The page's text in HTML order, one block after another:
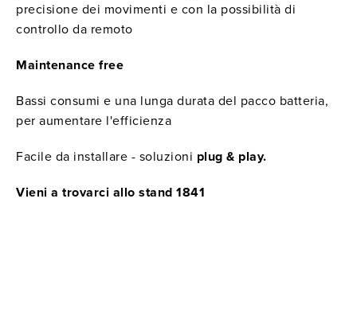
precisione dei movimenti e con la possibilità di
controllo da remoto
Maintenance free
Bassi consumi e una lunga durata del pacco batteria,
per aumentare l'efficienza
Facile da installare - soluzioni plug & play.
Vieni a trovarci allo stand 1841